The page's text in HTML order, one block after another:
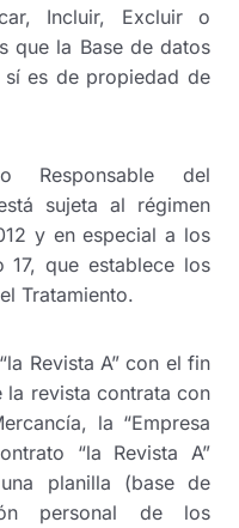
Incluir, Excluir o
que la Base de datos
es de propiedad de
Responsable del
sujeta al régimen
y en especial a los
17, que establece los
Tratamiento.
Revista A” con el fin
la revista contrata con
la “Empresa
“la Revista A”
planilla (base de
personal de los